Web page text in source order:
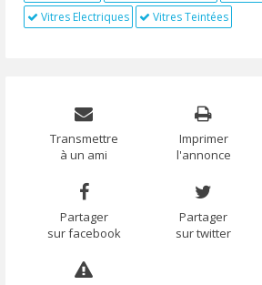
Vitres Electriques
Vitres Teintées
Transmettre
à un ami
Imprimer
l'annonce
Partager
sur facebook
Partager
sur twitter